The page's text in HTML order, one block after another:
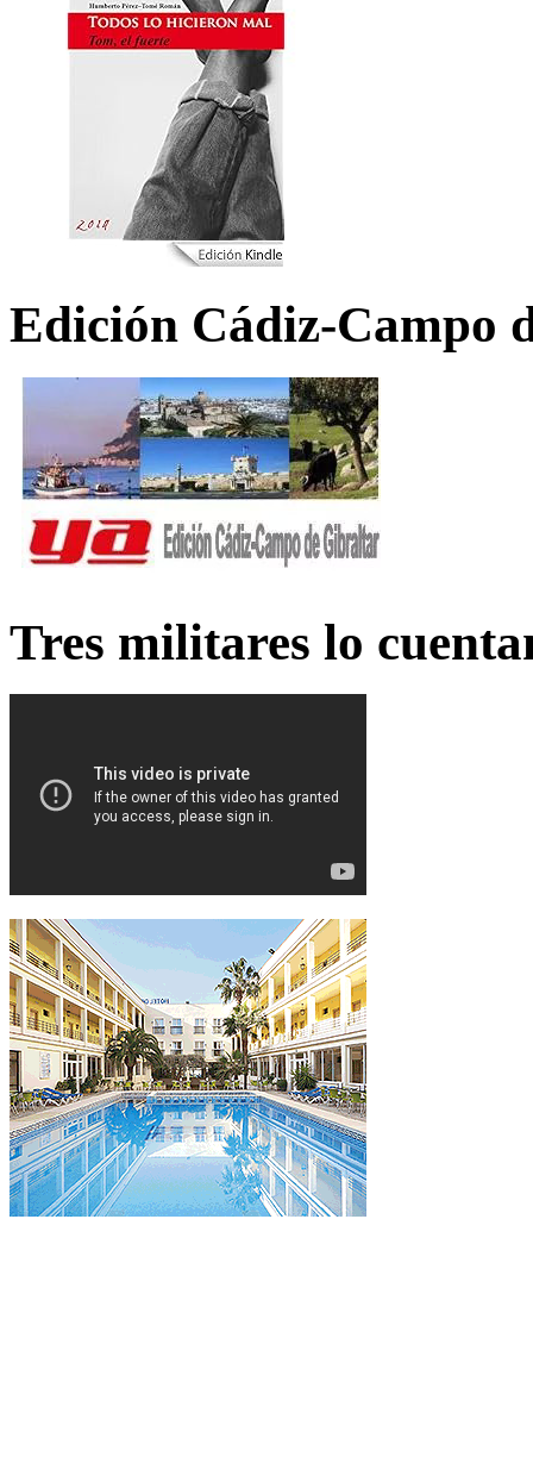
Edición Cádiz-Campo
Tres militares lo